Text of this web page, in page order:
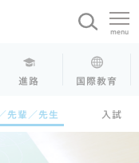
進路 国際教育
先輩／先生 入試